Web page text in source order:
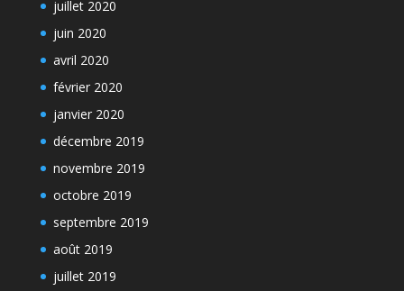
juillet 2020
juin 2020
avril 2020
février 2020
janvier 2020
décembre 2019
novembre 2019
octobre 2019
septembre 2019
août 2019
juillet 2019